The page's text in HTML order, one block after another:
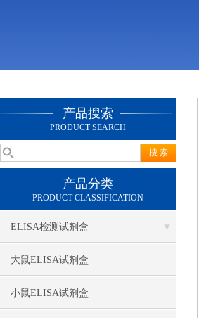
产品搜索
PRODUCT SEARCH
产品分类
PRODUCT CLASSIFICATION
ELISA检测试剂盒
大鼠ELISA试剂盒
小鼠ELISA试剂盒